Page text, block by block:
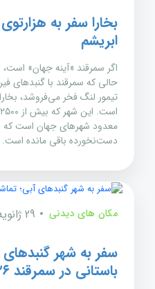
بخارا سفر به
ابریشم
اگر سمرقند «آینه جهان»
حالی که سمرقند با گنبدهای
تیمور لنگ فخر می‌فروشد،
معدود شهرهای جهان است که
دست‌نخورده باقی مانده
مکان های دیدنی 29 ژانویه 2026
سفر به شهر
باستانی در سمرقند ۲۰۲۶